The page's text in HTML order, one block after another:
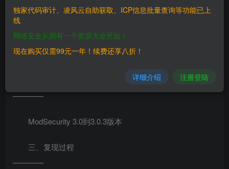
2020年1月20日，Trustwave
SpiderLabs公开了其维护的开源WAF引擎ModSecurity的1个
拒绝服务（DoS）漏洞，漏洞编号为：CVE-2019-19886。此
漏洞影响ModSecurity的3.0到3.0.3版本。
————
ModSecurity 3.0到3.0.3版本
三、复现过程
————
独家代码审计、凌风云自助获取、ICP信息批量查询等功能已上
线
网络安全从拥有一个资源大全开始！
现在购买仅需99元一年！续费还享八折！
详细介绍 注册登陆